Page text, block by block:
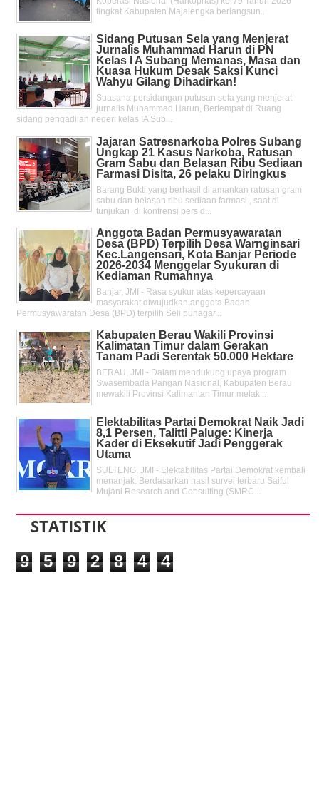
tingkat Kabupaten Majalengka berlangsun...
Sidang Putusan Sela yang Menjerat
Jurnalis Muhammad Harun di PN
Kelas l A Subang Memanas, Masa dan
Kuasa Hukum Desak Saksi Kunci
Wahyu Gilang Dihadirkan!
Suasana persidangan putusan sela yang menjerat
jurnalis Muhammad Harun, Bertempat di Ruang
sidang pengadilan negeri kelas IA Sub...
Jajaran Satresnarkoba Polres Subang
Ungkap 21 Kasus Narkoba, Ratusan
Gram Sabu dan Belasan Ribu Sediaan
Farmasi Disita, 26 pelaku Diringkus
Barang Bukti yang berhasil di amankan ratusan gram
sabu dan belasan ribu sediaan farmasi , saat di
tunjukan di konfrensi pers d...
Anggota Badan Permusyawaratan
Desa (BPD) Terpilih Desa Warnginsari
Kec.Langensari, Kota Banjar Periode
2026-2034 Menggelar Syukuran di
Kediaman Rumahnya
Banjar, JMI - Rasa syukur atas kepercayaan
masyarakat diwujudkan anggota Badan
Permusyawaratan Desa (BPD) terpilih Seli punagar...
Kabupaten Berau Wakili Provinsi
Kalimatan Timur dalam Gerakan
Tanam Padi Serentak 50.000 Hektare
BERAU, JMI - Dalam mendukung upaya program
Swasembada Pangan Nasional, Kabupaten Berau
mewakili Provinsi Kalimantan Timur melak...
Elektabilitas Partai Demokrat Naik Jadi
8,1 Persen, Talitti Paluge: Kinerja
Kader di Eksekutif Jadi Penggerak
Utama
SULTENG, JMI - Elektabilitas Partai Demokrat kembali
menanjak. Berdasarkan hasil survei terbaru Saiful
Mujani Research and Consulting (SMRC...
STATISTIK
9 5 9 2 8 4 4